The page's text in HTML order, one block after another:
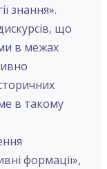
знання».
що
в межах
в такому
формації»,